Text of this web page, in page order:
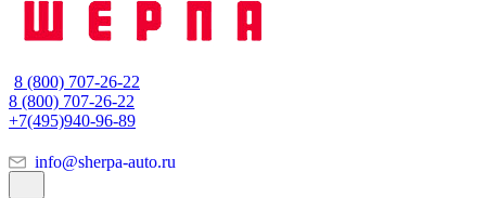
8 (800) 707-26-22
8 (800) 707-26-22
+7(495)940-96-89
info@sherpa-auto.ru